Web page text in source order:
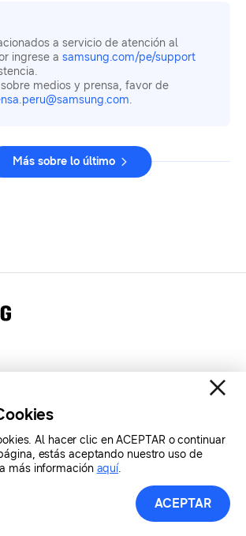
a servicio de atención al
ingrese a samsung.com/pe/support
medios y prensa, favor de
.
Más sobre lo último
Todos los derechos reservados.
Al hacer clic en ACEPTAR o continuar
estás aceptando nuestro uso de
más información aquí.
ACEPTAR